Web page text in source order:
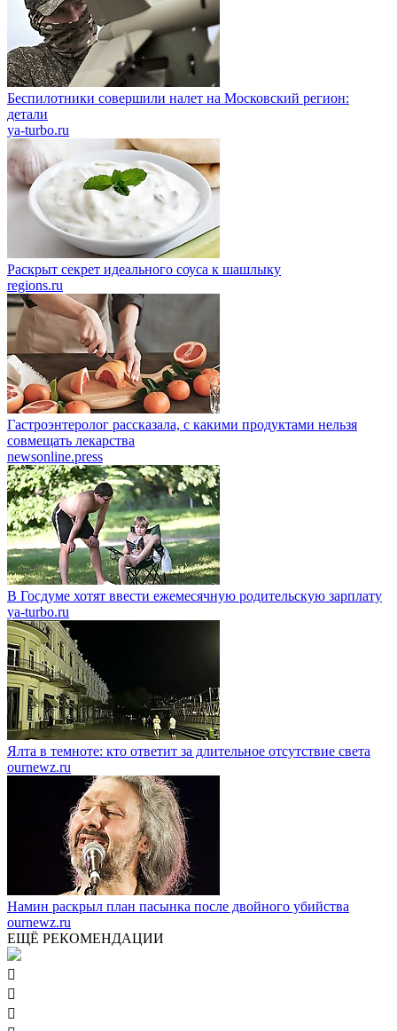
Беспилотники совершили налет на Московский регион:
детали
ya-turbo.ru
Раскрыт секрет идеального соуса к шашлыку
regions.ru
Гастроэнтеролог рассказала, с какими продуктами нельзя
совмещать лекарства
newsonline.press
В Госдуме хотят ввести ежемесячную родительскую зарплату
ya-turbo.ru
Ялта в темноте: кто ответит за длительное отсутствие света
ournewz.ru
Намин раскрыл план пасынка после двойного убийства
ournewz.ru
ЕЩЁ РЕКОМЕНДАЦИИ


